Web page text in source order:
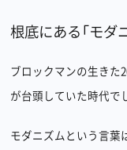
根底にある「モダ
ブロックマンの生きた
が台頭していた時代で
モダニズムという言葉